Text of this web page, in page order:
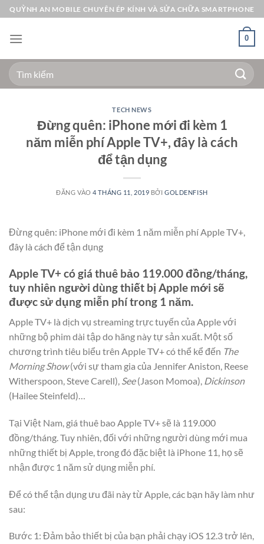
Bỏ
qua
nội
QUỲNH AN MOBILE CHUYÊN ÉP KÍNH VÀ SỬA CHỮA SMARTPHONE
0
Tìm
kiếm:
TECH NEWS
Đừng quên: iPhone mới đi kèm 1
năm miễn phí Apple TV+, đây là cách
để tận dụng
ĐĂNG VÀO4 THÁNG 11, 2019 BỞIGOLDENFISH
Đừng quên: iPhone mới đi kèm 1 năm miễn phí Apple TV+,
đây là cách để tận dụng
Apple TV+ có giá thuê bảo 119.000 đồng/tháng,
tuy nhiên người dùng thiết bị Apple mới sẽ
được sử dụng miễn phí trong 1 năm.
Apple TV+ là dịch vụ streaming trực tuyến của Apple với
những bộ phim dài tập do hãng này tự sản xuất. Một số
chương trình tiêu biểu trên Apple TV+ có thể kể đến The
Morning Show(với sự tham gia của Jennifer Aniston, Reese
Witherspoon, Steve Carell), See(Jason Momoa), Dickinson
(Hailee Steinfeld)…
Tại Việt Nam, giá thuê bao Apple TV+ sẽ là 119.000
đồng/tháng. Tuy nhiên, đối với những người dùng mới mua
những thiết bị Apple, trong đó đặc biệt là iPhone 11, họ sẽ
nhận được 1 năm sử dụng miễn phí.
Để có thể tận dụng ưu đãi này từ Apple, các bạn hãy làm như
sau:
Bước 1: Đảm bảo thiết bị của bạn phải chạy iOS 12.3 trở lên,